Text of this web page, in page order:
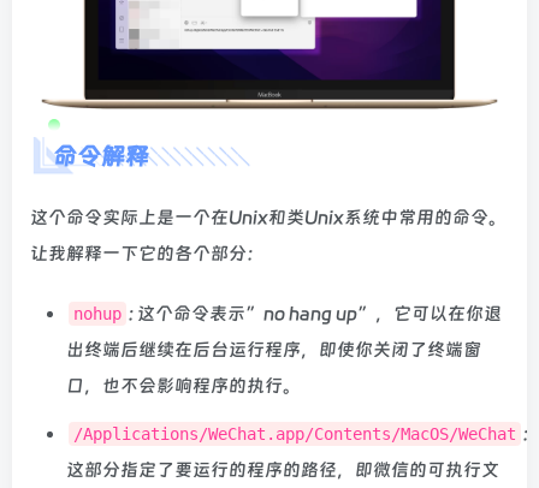
命令解释
这个命令实际上是一个在Unix和类Unix系统中常用的命令。
让我解释一下它的各个部分：
nohup : 这个命令表示”no hang up”，它可以在你退
出终端后继续在后台运行程序，即使你关闭了终端窗
口，也不会影响程序的执行。
/Applications/WeChat.app/Contents/MacOS/WeChat :
这部分指定了要运行的程序的路径，即微信的可执行文